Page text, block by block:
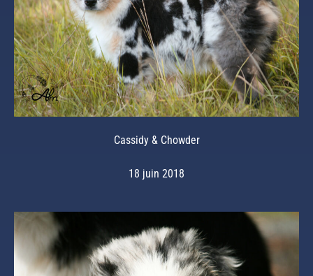
Cassidy & Chowder
18 juin 2018